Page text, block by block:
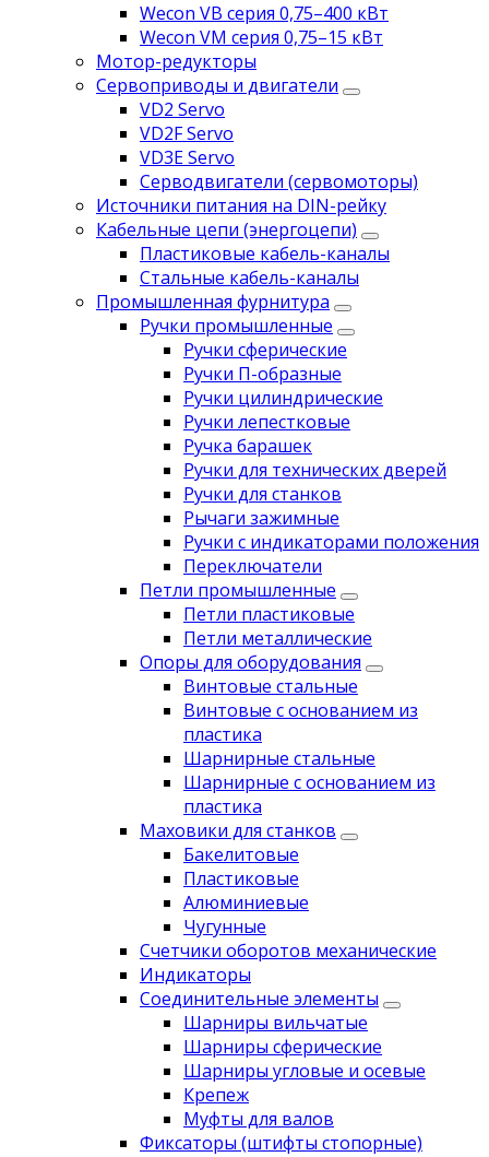
Wecon VB серия 0,75–400 кВт
Wecon VM серия 0,75–15 кВт
Мотор-редукторы
Сервоприводы и двигатели
VD2 Servo
VD2F Servo
VD3E Servo
Серводвигатели (сервомоторы)
Источники питания на DIN-рейку
Кабельные цепи (энергоцепи)
Пластиковые кабель-каналы
Стальные кабель-каналы
Промышленная фурнитура
Ручки промышленные
Ручки сферические
Ручки П-образные
Ручки цилиндрические
Ручки лепестковые
Ручка барашек
Ручки для технических дверей
Ручки для станков
Рычаги зажимные
Ручки с индикаторами положения
Переключатели
Петли промышленные
Петли пластиковые
Петли металлические
Опоры для оборудования
Винтовые стальные
Винтовые с основанием из
пластика
Шарнирные стальные
Шарнирные с основанием из
пластика
Маховики для станков
Бакелитовые
Пластиковые
Алюминиевые
Чугунные
Счетчики оборотов механические
Индикаторы
Соединительные элементы
Шарниры вильчатые
Шарниры сферические
Шарниры угловые и осевые
Крепеж
Муфты для валов
Фиксаторы (штифты стопорные)